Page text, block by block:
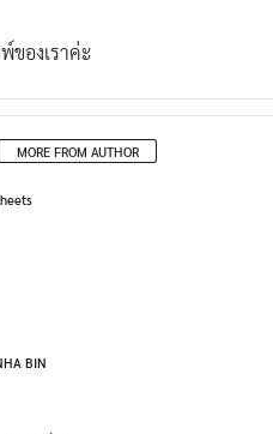
ของเราค่ะ
MORE FROM AUTHOR
BIN